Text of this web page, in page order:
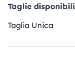
Taglie disponibili
Taglia Unica